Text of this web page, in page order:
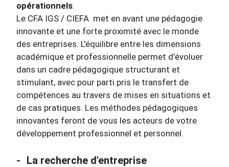
opérationnels.
Le CFA IGS / CIEFA met en avant une pédagogie
innovante et une forte proximité avec le monde
des entreprises. L'équilibre entre les dimensions
académique et professionnelle permet d'évoluer
dans un cadre pédagogique structurant et
stimulant, avec pour parti pris le transfert de
compétences au travers de mises en situations et
de cas pratiques. Les méthodes pédagogiques
innovantes feront de vous les acteurs de votre
développement professionnel et personnel.
- La recherche d'entreprise